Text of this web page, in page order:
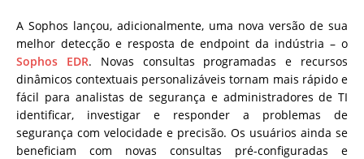
A Sophos lançou, adicionalmente, uma nova versão de sua
melhor detecção e resposta de endpoint da indústria – o
Sophos EDR. Novas consultas programadas e recursos
dinâmicos contextuais personalizáveis tornam mais rápido e
fácil para analistas de segurança e administradores de TI
identificar, investigar e responder a problemas de
segurança com velocidade e precisão. Os usuários ainda se
beneficiam com novas consultas pré-configuradas e